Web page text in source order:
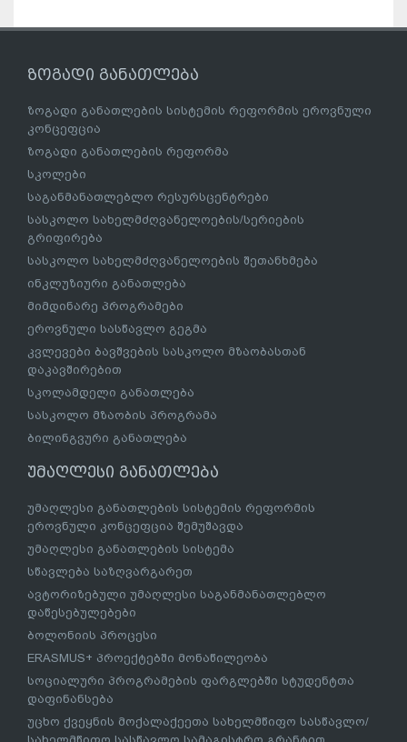
ზოგადი განათლება
ზოგადი განათლების სისტემის რეფორმის ეროვნული
კონცეფცია
ზოგადი განათლების რეფორმა
სკოლები
საგანმანათლებლო რესურსცენტრები
სასკოლო სახელმძღვანელოების/სერიების
გრიფირება
სასკოლო სახელმძღვანელოების შეთანხმება
ინკლუზიური განათლება
მიმდინარე პროგრამები
ეროვნული სასწავლო გეგმა
კვლევები ბავშვების სასკოლო მზაობასთან
დაკავშირებით
სკოლამდელი განათლება
სასკოლო მზაობის პროგრამა
ბილინგვური განათლება
უმაღლესი განათლება
უმაღლესი განათლების სისტემის რეფორმის
ეროვნული კონცეფცია შემუშავდა
უმაღლესი განათლების სისტემა
სწავლება საზღვარგარეთ
ავტორიზებული უმაღლესი საგანმანათლებლო
დაწესებულებები
ბოლონიის პროცესი
ERASMUS+ პროექტებში მონაწილეობა
სოციალური პროგრამების ფარგლებში სტუდენტთა
დაფინანსება
უცხო ქვეყნის მოქალაქეეთა სახელმწიფო სასწავლო/